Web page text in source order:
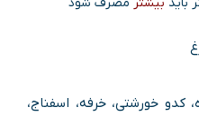
باید بیشتر مصرف شود
کدو خورشتی، خرفه، اسفناج،